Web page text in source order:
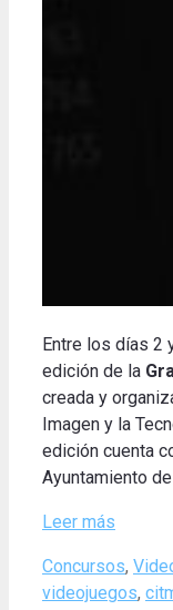
Entre los días 2
edición de la
creada y
Imagen y la
edición cuenta
Ayuntamiento
Leer más
Categories
Concursos,
videojuegos,